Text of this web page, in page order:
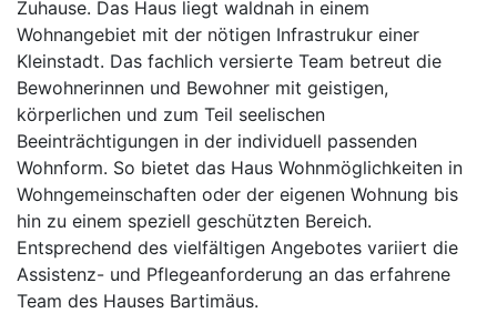
Zuhause. Das Haus liegt waldnah in einem
Wohnangebiet mit der nötigen Infrastrukur einer
Kleinstadt. Das fachlich versierte Team betreut die
Bewohnerinnen und Bewohner mit geistigen,
körperlichen und zum Teil seelischen
Beeinträchtigungen in der individuell passenden
Wohnform. So bietet das Haus Wohnmöglichkeiten in
Wohngemeinschaften oder der eigenen Wohnung bis
hin zu einem speziell geschützten Bereich.
Entsprechend des vielfältigen Angebotes variiert die
Assistenz- und Pflegeanforderung an das erfahrene
Team des Hauses Bartimäus.